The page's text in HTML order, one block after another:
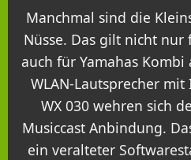
Manchmal sind die
Nüsse. Das gilt nicht
auch für Yamahas
WLAN-Lautsprecher
WX 030 wehren sich
Musiccast Anbindung.
ein veralteter